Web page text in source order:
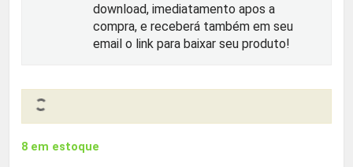
g
i
n
a
a
l
é
:
download, imediatamento apos a
compra, e receberá também em seu
email o link para baixar seu produto!
8 em estoque